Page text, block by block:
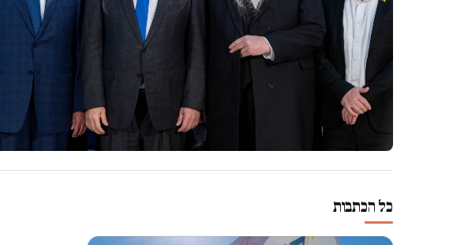
כל הכתבות